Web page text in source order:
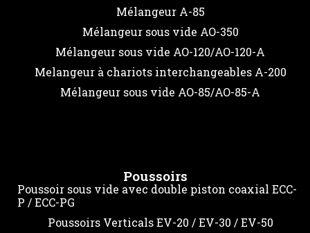
Mélangeur A-85
Mélangeur sous vide AO-350
Mélangeur sous vide AO-120/AO-120-A
Melangeur à chariots interchangeables A-200
Mélangeur sous vide AO-85/AO-85-A
Poussoirs
Poussoir sous vide avec double piston coaxial ECC-
P / ECC-PG
Poussoirs Verticals EV-20 / EV-30 / EV-50